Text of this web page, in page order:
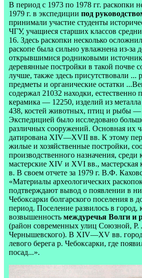
В период с 1973 по 1978 гг. раскопки
1979 г. в экспедиции под
принимали участие студенты
ЧГУ, учащиеся старших классов
16. Здесь раскопки несколько
раскопе была сильно увлажнена из-за
открывшимися родниковыми
деревянные постройки в такой почве
лучше, также здесь присутствовали ...
предметы и органические остатки
содержал 21032 находки, естественно
керамика — 12250, изделий из
438, костей животных, птиц и рыбы —
Экспедицией было исследовано
различных сооружений. Основная их
датирована XIV—XVII вв. К этому
жилые и хозяйственные постройки,
производственного назначения,
мастерские XIV и XVI вв.,
в. В своем отчете за 1979 г. В.Ф.
«Материалы археологических
подтверждают вывод о появлении в
Чебоксарки болгарского поселения в
период. Поселение развилось в город,
возвышенность междуречья Волги и
(район современных улиц Союзной, Р.
Чернышевского). В XIV—XV вв. город
левого берега р. Чебоксарки, где
посад...».